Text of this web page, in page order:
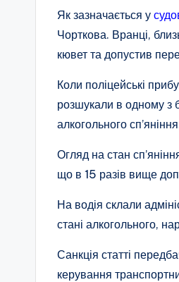
Як зазначається у
Чорткова. Вранці,
кювет та допустив
Коли поліцейські
розшукали в одному з
алкогольного
Огляд на стан
що в 15 разів вище
На водія склали
стані алкогольного,
Санкція статті
керування